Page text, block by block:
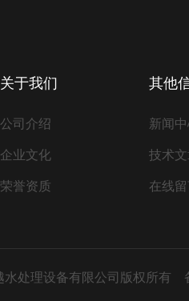
关于我们
公司介绍
企业文化
荣誉资质
其他
新闻
技术
在线
处理设备有限公司版权所有